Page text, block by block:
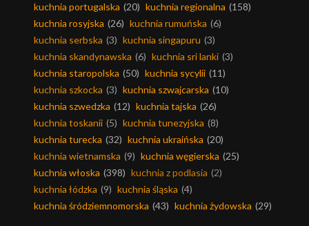
kuchnia portugalska (20) kuchnia regionalna (158)
kuchnia rosyjska (26) kuchnia rumuńska (6)
kuchnia serbska (3) kuchnia singapuru (3)
kuchnia skandynawska (6) kuchnia sri lanki (3)
kuchnia staropolska (50) kuchnia sycylii (11)
kuchnia szkocka (3) kuchnia szwajcarska (10)
kuchnia szwedzka (12) kuchnia tajska (26)
kuchnia toskanii (5) kuchnia tunezyjska (8)
kuchnia turecka (32) kuchnia ukraińska (20)
kuchnia wietnamska (9) kuchnia węgierska (25)
kuchnia włoska (398) kuchnia z podlasia (2)
kuchnia łódzka (9) kuchnia śląska (4)
kuchnia śródziemnomorska (43) kuchnia żydowska (29)